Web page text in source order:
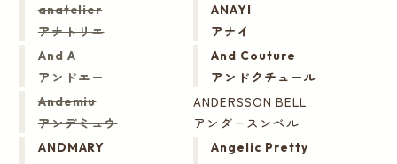
anatelier
アナトリエ
ANAYI
アナイ
And A
アンドエー
And Couture
アンドクチュール
Andemiu
アンデミュウ
ANDERSSON BELL
アンダースンベル
ANDMARY Angelic Pretty